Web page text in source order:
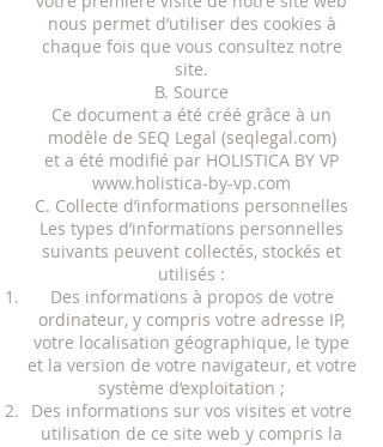
nous permet d’utiliser des cookies à
chaque fois que vous consultez notre
site.
B. Source
Ce document a été créé grâce à un
modèle de SEQ Legal (seqlegal.com)
et a été modifié par HOLISTICA BY VP
www.holistica-by-vp.com
C. Collecte d’informations personnelles
Les types d’informations personnelles
suivants peuvent collectés, stockés et
utilisés :
Des informations à propos de votre
ordinateur, y compris votre adresse IP,
votre localisation géographique, le type
et la version de votre navigateur, et votre
système d’exploitation ;
Des informations sur vos visites et votre
utilisation de ce site web y compris la